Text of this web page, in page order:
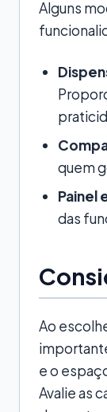
Alguns
quem
Painel
das
Ao
e o
Avalie as